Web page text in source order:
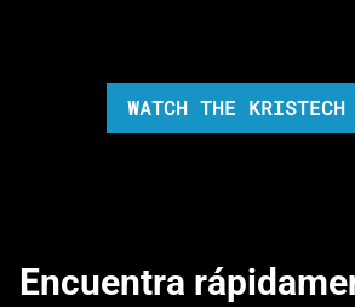
WATCH THE KRISTECH
Encuentra